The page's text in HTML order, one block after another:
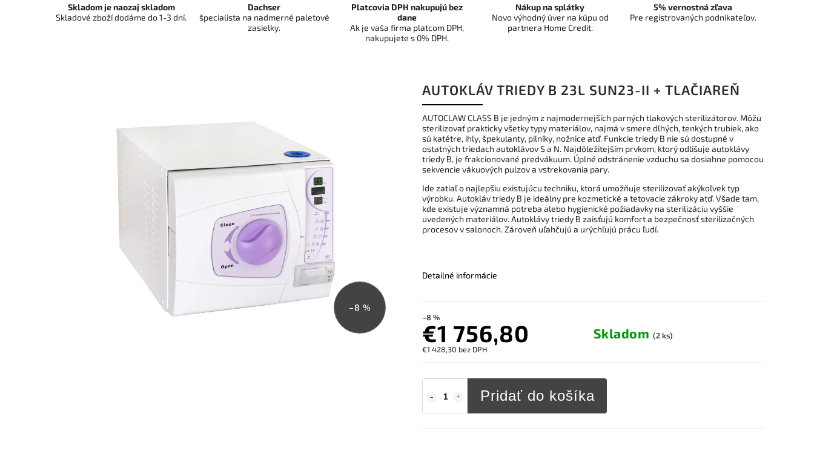
–8 %
AUTOKLÁV TRIEDY B 23L SUN23-II + TLAČIAREŇ
–8 %
€1 756,80
€1 428,30 bez DPH
Skladom (2 ks)
Pridať do košíka
AUTOCLAW CLASS B je jedným z najmodernejších parných tlakových sterilizátorov. Môžu
sterilizovať prakticky všetky typy materiálov, najmä v smere dlhých, tenkých trubiek, ako
sú katétre, ihly, špekulanty, pilníky, nožnice atď. Funkcie triedy B nie sú dostupné v
ostatných triedach autoklávov S a N. Najdôležitejším prvkom, ktorý odlišuje autoklávy
triedy B, je frakcionované predvákuum. Úplné odstránenie vzduchu sa dosiahne pomocou
sekvencie vákuových pulzov a vstrekovania pary.
Ide zatiaľ o najlepšiu existujúcu techniku, ktorá umožňuje sterilizovať akýkoľvek typ
výrobku. Autokláv triedy B je ideálny pre kozmetické a tetovacie zákroky atď. Všade tam,
kde existuje významná potreba alebo hygienické požiadavky na sterilizáciu vyššie
uvedených materiálov. Autoklávy triedy B zaisťujú komfort a bezpečnosť sterilizačných
procesov v salonoch. Zároveň uľahčujú a urýchľujú prácu ľudí.
Detailné informácie
Skladom je naozaj skladom
Skladové zboží dodáme do 1-3 dní.
Dachser
špecialista na nadmerné paletové
zasielky.
Platcovia DPH nakupujú bez
dane
Ak je vaša firma platcom DPH,
nakupujete s 0% DPH.
Nákup na splátky
Novo výhodný úver na kúpu od
partnera Home Credit.
5% vernostná zľava
Pre registrovaných podnikateľov.